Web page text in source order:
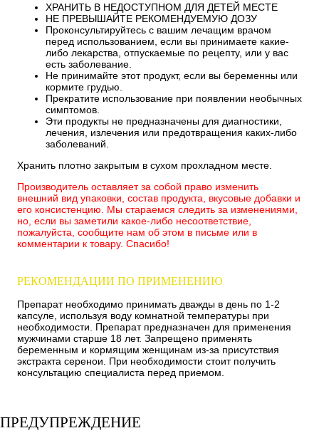
ХРАНИТЬ В НЕДОСТУПНОМ ДЛЯ ДЕТЕЙ МЕСТЕ
НЕ ПРЕВЫШАЙТЕ РЕКОМЕНДУЕМУЮ ДОЗУ
Проконсультируйтесь с вашим лечащим врачом
перед использованием, если вы принимаете какие-
либо лекарства, отпускаемые по рецепту, или у вас
есть заболевание.
Не принимайте этот продукт, если вы беременны или
кормите грудью.
Прекратите использование при появлении необычных
симптомов.
Эти продукты не предназначены для диагностики,
лечения, излечения или предотвращения каких-либо
заболеваний.
Хранить плотно закрытым в сухом прохладном месте.
Производитель оставляет за собой право изменить
внешний вид упаковки, состав продукта, вкусовые добавки и
его консистенцию. Мы стараемся следить за изменениями,
но, если вы заметили какое-либо несоответствие,
пожалуйста, сообщите нам об этом в письме или в
комментарии к товару. Спасибо!
РЕКОМЕНДАЦИИ ПО ПРИМЕНЕНИЮ
Препарат необходимо принимать дважды в день по 1-2
капсуле, используя воду комнатной температуры при
необходимости. Препарат предназначен для применения
мужчинами старше 18 лет. Запрещено применять
беременным и кормящим женщинам из-за присутствия
экстракта серенои. При необходимости стоит получить
консультацию специалиста перед приемом.
ПРЕДУПРЕЖДЕНИЕ